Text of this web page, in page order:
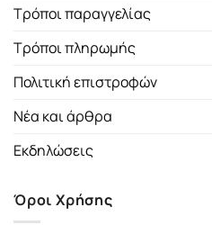
Τρόποι παραγγελίας
Τρόποι πληρωμής
Πολιτική επιστροφών
Νέα και άρθρα
Εκδηλώσεις
Όροι Χρήσης